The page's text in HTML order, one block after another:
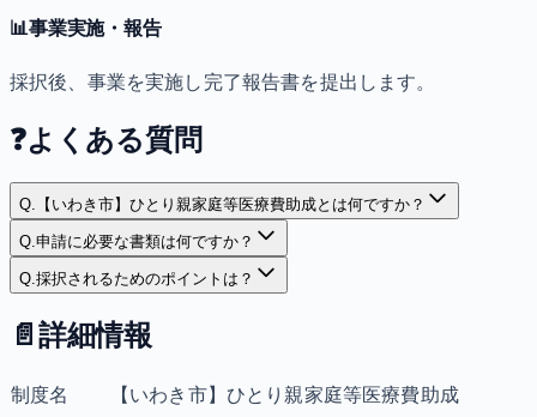
📊事業実施・報告
採択後、事業を実施し完了報告書を提出します。
❓よくある質問
Q. 【いわき市】ひとり親家庭等医療費助成とは何ですか？
Q.申請に必要な書類は何ですか？
Q.採択されるためのポイントは？
📄 詳細情報
制度名
【いわき市】ひとり親家庭等医療費助成